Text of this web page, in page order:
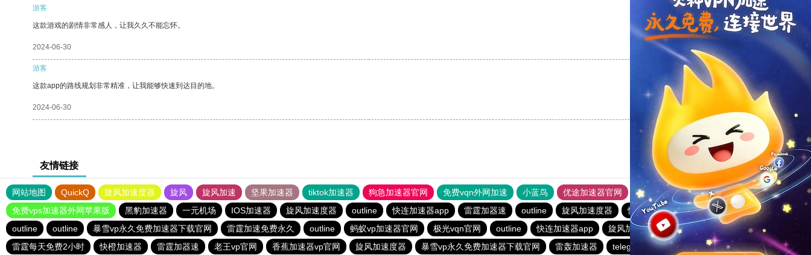
游客
这款游戏的剧情非常感人，让我久久不能忘怀。
2024-06-30 反对
游客
这款app的路线规划非常精准，让我能够快速到达目的地。
2024-06-30 反对[0]
友情链接
网站地图 QuickQ 旋风加速度器 旋风 旋风加速 坚果加速器 tiktok加速器 狗急加速器官网 免费vqn外网加速 小蓝鸟 优途加速器官网 风驰加速器 旋风加速器
八戒看书
免费vps加速器外网苹果版
黑豹加速器 一元机场 IOS加速器 旋风加速度器 outline 快连加速器app 雷霆加器速 outline 旋风加速度器 快连加速器app outline
橘子加速器
outline
outline 暴雪vp永久免费加速器下载官网 雷霆加速免费永久 outline 蚂蚁vp加速器官网 极光vqn官网 outline 快连加速器app 旋风加速度器
旋风加速度器
雷霆每天免费2小时
快橙加速器 雷霆加器速 老王vp官网 香蕉加速器vp官网 旋风加速度器 暴雪vp永久免费加速器下载官网 雷轰加速器 telegeram苹果加速器 闪电猫加速器